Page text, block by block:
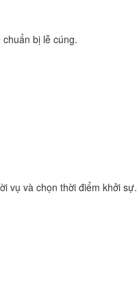
bị lễ cúng.
vụ và chọn thời điểm khởi sự.